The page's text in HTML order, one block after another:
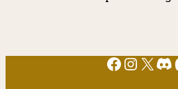
Facebook
X